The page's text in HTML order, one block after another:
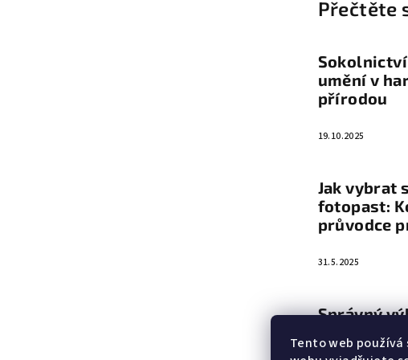
Tento web
Přečtěte
umění v
přírodou
19.10.2025
Jak vybrat
fotopast:
průvodce
31.5.2025
Správný